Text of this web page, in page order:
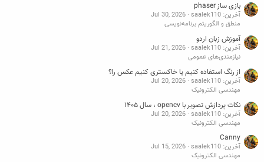
بازی ساز phaser
آخرین: saalek110
Jul 30, 2026
منطق و الگوریتم برنامه‌نویسی
آموزش زبان اردو
آخرین: saalek110
Jul 21, 2026
نیازمندی‌های عمومی
از رنگ استفاده کنیم یا خاکستری کنیم عکس را؟
آخرین: saalek110
Jul 20, 2026
مهندسی الکترونیک
نکات پردازش تصویر با opencv ، سال ۱۴۰۵
آخرین: saalek110
Jul 20, 2026
مهندسی الکترونیک
Canny
آخرین: saalek110
Jul 15, 2026
مهندسی الکترونیک